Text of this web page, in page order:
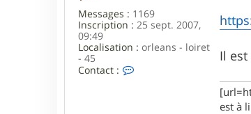
Messages : 1169
Inscription : 25 sept. 2007,
09:49
Localisation : orleans - loiret
- 45
Contact :
Il
est à